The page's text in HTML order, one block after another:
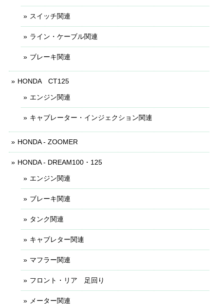
スイッチ関連
ライン・ケーブル関連
ブレーキ関連
HONDA CT125
エンジン関連
キャブレーター・インジェクション関連
HONDA - ZOOMER
HONDA - DREAM100・125
エンジン関連
ブレーキ関連
タンク関連
キャブレター関連
マフラー関連
フロント・リア 足回り
メーター関連